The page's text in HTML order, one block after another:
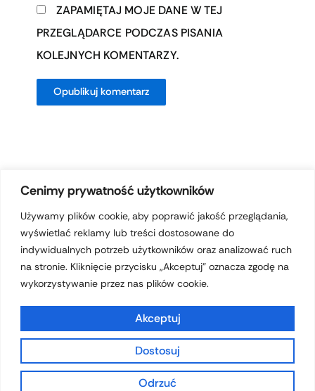
Cenimy prywatność użytkowników
Używamy plików cookie, aby poprawić jakość przeglądania,
wyświetlać reklamy lub treści dostosowane do
indywidualnych potrzeb użytkowników oraz analizować ruch
na stronie. Kliknięcie przycisku „Akceptuj” oznacza zgodę na
wykorzystywanie przez nas plików cookie.
Dostosuj
Odrzuć
Akceptuj
ZAPAMIĘTAJ MOJE DANE W TEJ
PRZEGLĄDARCE PODCZAS PISANIA
KOLEJNYCH KOMENTARZY.
Prawa autorskie © 2026 hotelferdynand.pl | Obsługiwane przez
Motyw Astra WordPress
Polityka prywatności